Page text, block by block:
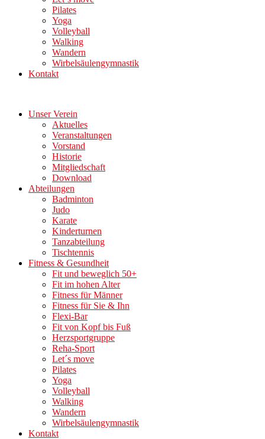
Pilates
Yoga
Volleyball
Walking
Wandern
Wirbelsäulengymnastik
Kontakt
Unser Verein
Aktuelles
Veranstaltungen
Vorstand
Historie
Mitgliedschaft
Download
Abteilungen
Badminton
Judo
Karate
Kinderturnen
Tanzabteilung
Tischtennis
Fitness & Gesundheit
Fit und beweglich 50+
Fit im hohen Alter
Fitness für Männer
Fitness für Sie & Ihn
Flexi-Bar
Fit von Kopf bis Fuß
Herzsportgruppe
Reha-Sport
Let´s move
Pilates
Yoga
Volleyball
Walking
Wandern
Wirbelsäulengymnastik
Kontakt